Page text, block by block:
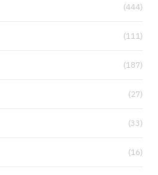
(444)
(111)
(187)
(27)
(33)
(16)